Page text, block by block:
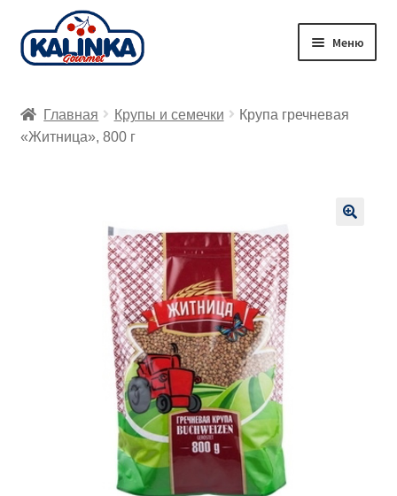
Перейти
к
Перейти
к
Меню
Заказ онлайн
Главная Крупы и семечки
Крупа гречневая
«Житница», 800 г